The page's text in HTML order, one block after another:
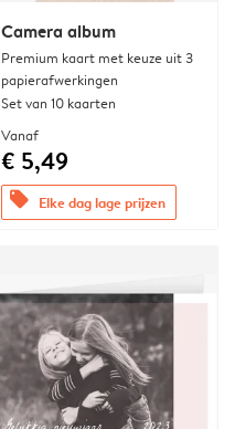
Camera album
Premium kaart met keuze uit 3
papierafwerkingen
Set van 10 kaarten
Vanaf
€ 5,49
offers Elke dag lage prijzen